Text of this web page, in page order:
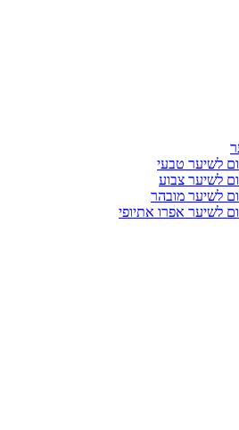
לשיער טבעי
לשיער צבוע
לשיער מובהר
לשיער אפרו אתיופי